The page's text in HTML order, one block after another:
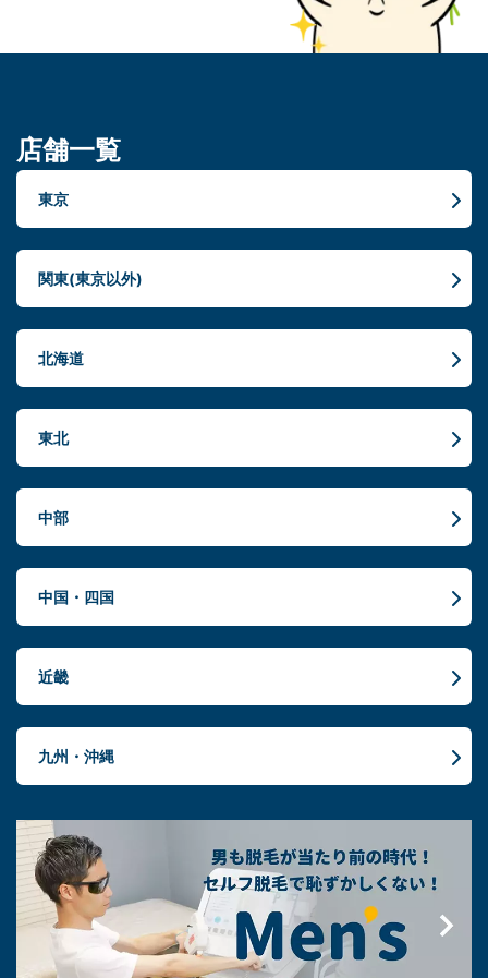
店舗一覧
東京
関東(東京以外)
北海道
東北
中部
中国・四国
近畿
九州・沖縄